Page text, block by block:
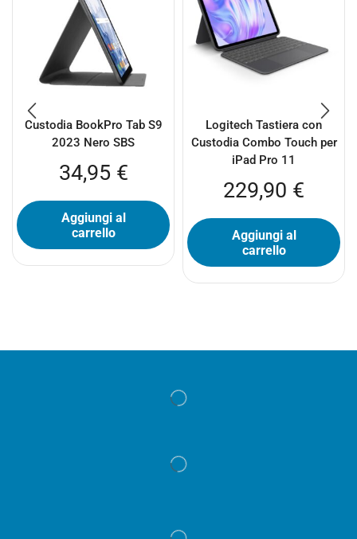
Custodia BookPro Tab S9
2023 Nero SBS
34,95 €
Aggiungi al
carrello
Logitech Tastiera con
Custodia Combo Touch per
iPad Pro 11
229,90 €
Aggiungi al
carrello